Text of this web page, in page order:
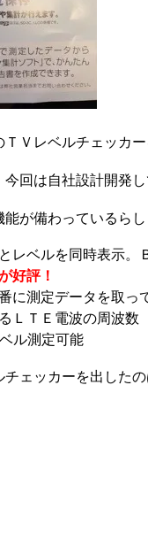
Ｖレベルチェッカ
回は自社設計開発
が備わっているら
レベルを同時表示。
好評！
に測定データを取っ
ＬＴＥ電波の周波数
ル測定可能
ェッカーを出した